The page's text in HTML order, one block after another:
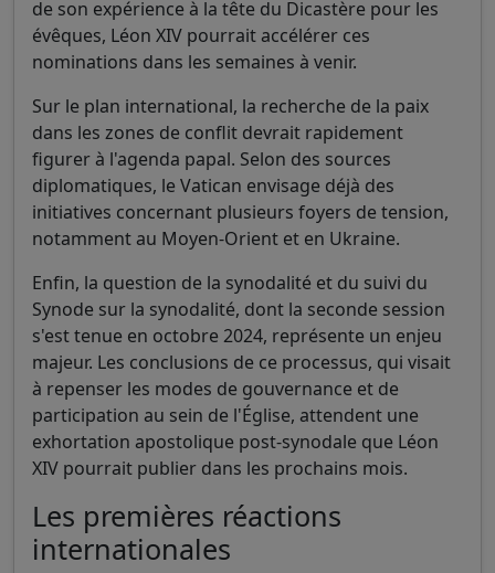
de son expérience à la tête du Dicastère pour les
évêques, Léon XIV pourrait accélérer ces
nominations dans les semaines à venir.
Sur le plan international, la recherche de la paix
dans les zones de conflit devrait rapidement
figurer à l'agenda papal. Selon des sources
diplomatiques, le Vatican envisage déjà des
initiatives concernant plusieurs foyers de tension,
notamment au Moyen-Orient et en Ukraine.
Enfin, la question de la synodalité et du suivi du
Synode sur la synodalité, dont la seconde session
s'est tenue en octobre 2024, représente un enjeu
majeur. Les conclusions de ce processus, qui visait
à repenser les modes de gouvernance et de
participation au sein de l'Église, attendent une
exhortation apostolique post-synodale que Léon
XIV pourrait publier dans les prochains mois.
Les premières réactions
internationales